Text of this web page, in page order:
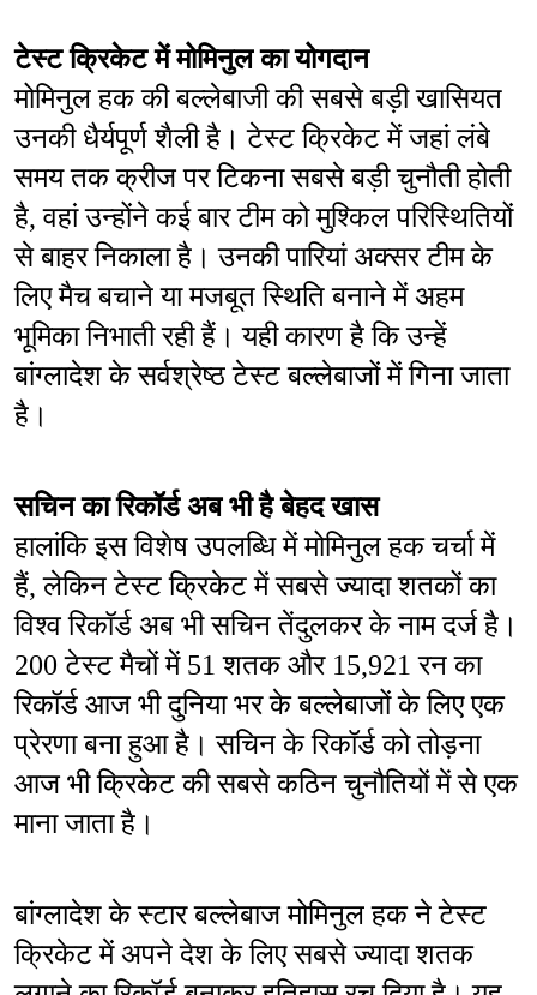
टेस्ट क्रिकेट में मोमिनुल का योगदान
मोमिनुल हक की बल्लेबाजी की सबसे बड़ी खासियत
उनकी धैर्यपूर्ण शैली है। टेस्ट क्रिकेट में जहां लंबे
समय तक क्रीज पर टिकना सबसे बड़ी चुनौती होती
है, वहां उन्होंने कई बार टीम को मुश्किल परिस्थितियों
से बाहर निकाला है। उनकी पारियां अक्सर टीम के
लिए मैच बचाने या मजबूत स्थिति बनाने में अहम
भूमिका निभाती रही हैं। यही कारण है कि उन्हें
बांग्लादेश के सर्वश्रेष्ठ टेस्ट बल्लेबाजों में गिना जाता
है।
सचिन का रिकॉर्ड अब भी है बेहद खास
हालांकि इस विशेष उपलब्धि में मोमिनुल हक चर्चा में
हैं, लेकिन टेस्ट क्रिकेट में सबसे ज्यादा शतकों का
विश्व रिकॉर्ड अब भी सचिन तेंदुलकर के नाम दर्ज है।
200 टेस्ट मैचों में 51 शतक और 15,921 रन का
रिकॉर्ड आज भी दुनिया भर के बल्लेबाजों के लिए एक
प्रेरणा बना हुआ है। सचिन के रिकॉर्ड को तोड़ना
आज भी क्रिकेट की सबसे कठिन चुनौतियों में से एक
माना जाता है।
बांग्लादेश के स्टार बल्लेबाज मोमिनुल हक ने टेस्ट
क्रिकेट में अपने देश के लिए सबसे ज्यादा शतक